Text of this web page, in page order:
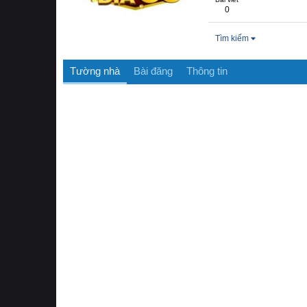
0
Tìm kiếm
Tường nhà Bài đăng Thông tin